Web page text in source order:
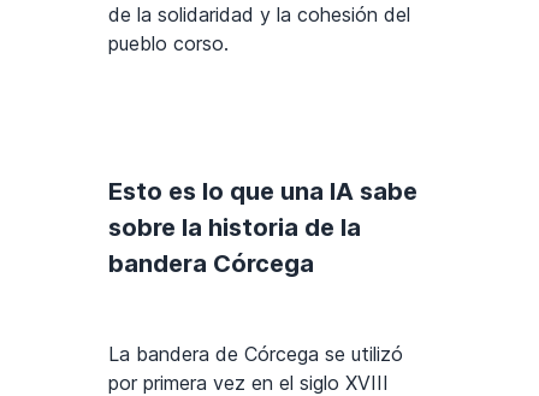
de la solidaridad y la cohesión del
pueblo corso.
Esto es lo que una IA sabe
sobre la historia de la
bandera Córcega
La bandera de Córcega se utilizó
por primera vez en el siglo XVIII